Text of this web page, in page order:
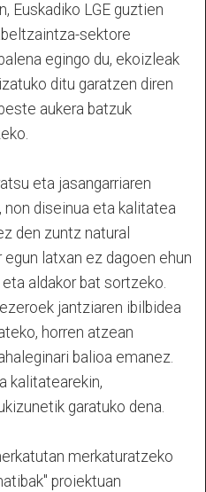
Euskadiko LGE guztien
sektore
egingo du, ekoizleak
ditu garatzen diren
aukera batzuk
eta jasangarriaren
diseinua eta kalitatea
den zuntz natural
latxan ez dagoen ehun
aldakor bat sortzeko.
jantziaren ibilbidea
horren atzean
balioa emanez.
kalitatearekin,
garatuko dena.
merkaturatzeko
proiektuan